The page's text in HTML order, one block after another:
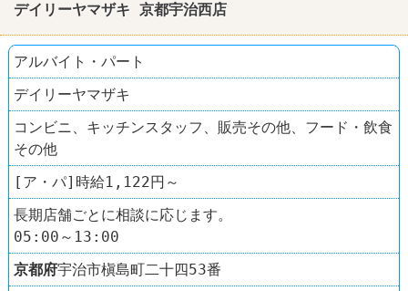
デイリーヤマザキ 京都宇治西店
アルバイト・パート
デイリーヤマザキ
コンビニ、キッチンスタッフ、販売その他、フード・飲食
その他
[ア・パ]時給1,122円～
長期店舗ごとに相談に応じます。
05:00～13:00
京都府宇治市槇島町二十四53番